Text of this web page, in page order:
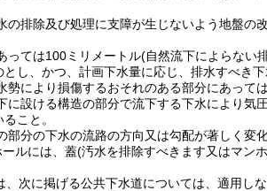
の排除及び処理に支障が生じないよう地盤の
っては100ミリメートル(自然流下によらない
とし、かつ、計画下水量に応じ、排水すべき
勢により損傷するおそれのある部分にあって
に設ける構造の部分で流下する下水により気
こと。
部分の下水の流路の方向又は勾配が著しく変
ールには、蓋(汚水を排除すべきます又はマン
、次に掲げる公共下水道については、適用しな